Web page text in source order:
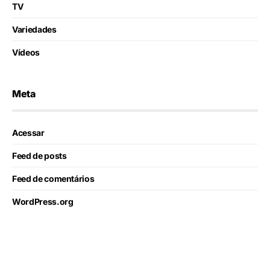
TV
Variedades
Vídeos
Meta
Acessar
Feed de posts
Feed de comentários
WordPress.org